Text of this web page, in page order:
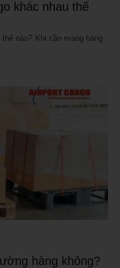
khác nhau thế
nào? Khi cần mang hàng
hàng không?